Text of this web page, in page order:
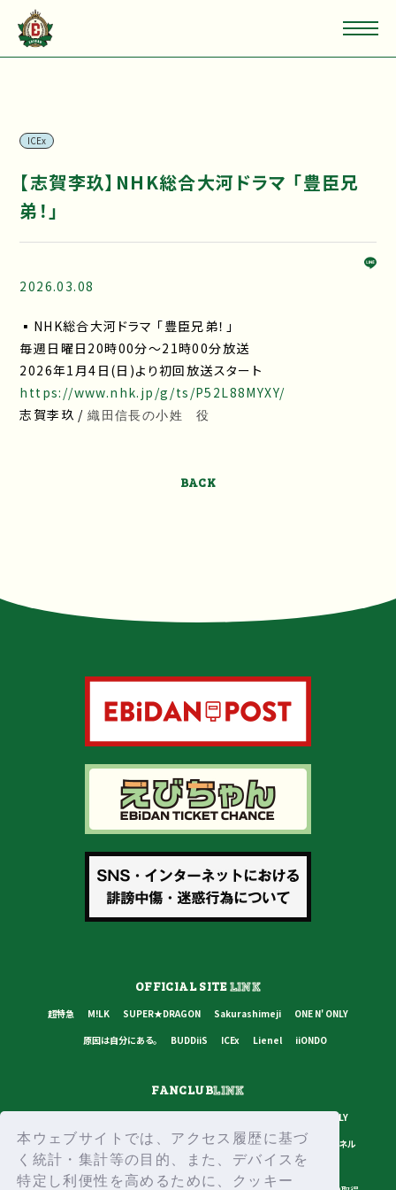
本ウェブサイトでは、アクセス履歴に基づ
く統計・集計等の目的、また、デバイスを
特定し利便性を高めるために、クッキー
ICEx
【志賀李玖】NHK総合大河ドラマ 「豊臣兄
弟！」
2026.03.08
▪NHK総合大河ドラマ 「豊臣兄弟！」
毎週日曜日20時00分～21時00分放送
2026年1月4日(日)より初回放送スタート
https://www.nhk.jp/g/ts/P52L88MYXY/
志賀李玖 /織田信長の小姓 役
BACK
OFFICIAL SITELINK
超特急 M!LK SUPER★DRAGON Sakurashimeji
ONE N' ONLY
原因は自分にある。
BUDDiiS ICEx Lienel iiONDO
FANCLUBLINK
ONE N' ONLY
原因は自分にある。
BUDDiiS ICEx Lienel スターダストチャンネル